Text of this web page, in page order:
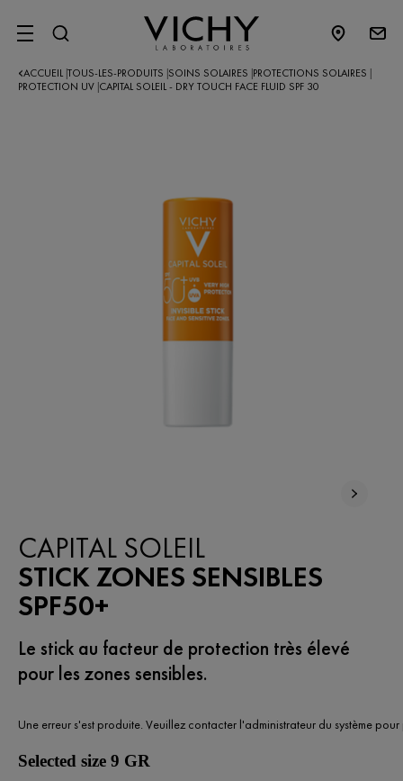
SITE MENU
ACCUEIL TOUS-LES-PRODUITS SOINS SOLAIRES PROTECTIONS SOLAIRES
PROTECTION UV CAPITAL SOLEIL - DRY TOUCH FACE FLUID SPF 30
CAPITAL SOLEIL
STICK ZONES SENSIBLES
SPF50+
Le stick au facteur de protection très élevé
pour les zones sensibles.
Une erreur s'est produite. Veuillez contacter l'administrateur du système
Selected size 9 GR